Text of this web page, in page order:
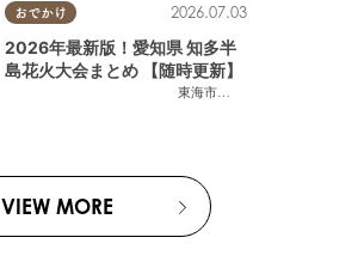
おでかけ
東海市
,大府市
2026.07.03
2026年最新版！愛知県 知多半
島花火大会まとめ 【随時更新】
VIEW MORE